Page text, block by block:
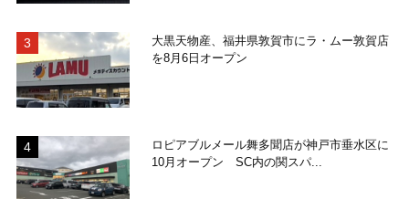
大黒天物産、福井県敦賀市にラ・ムー敦賀店
を8月6日オープン
ロピアブルメール舞多聞店が神戸市垂水区に
10月オープン SC内の関スパ...